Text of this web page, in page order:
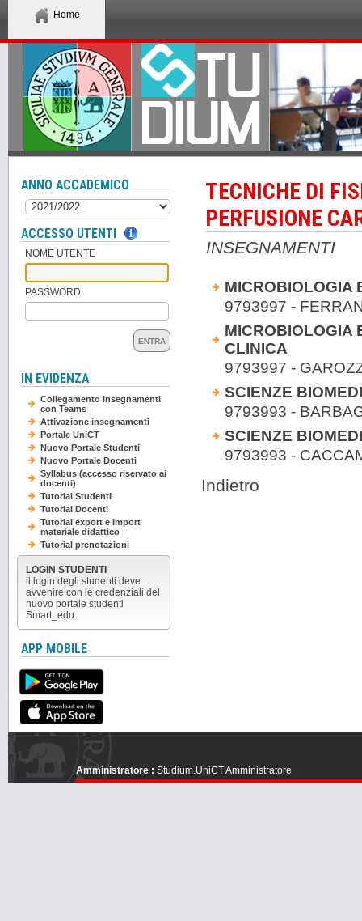
Home
TECNICHE DI
PERFUSIONE
INSEGNAMENTI
MICROBIOLOGIA
9793997 -
MICROBIOLOGIA
CLINICA
9793997 -
SCIENZE
9793993 -
SCIENZE
9793993 -
Indietro
ANNO ACCADEMICO
ACCESSO UTENTI
NOME UTENTE
PASSWORD
ENTRA
IN EVIDENZA
Collegamento Insegnamenti
con Teams
Attivazione insegnamenti
Portale UniCT
Nuovo Portale Studenti
Nuovo Portale Docenti
Syllabus (accesso riservato ai
docenti)
Tutorial Studenti
Tutorial Docenti
Tutorial export e import
materiale didattico
Tutorial prenotazioni
LOGIN STUDENTI
il login degli studenti deve
avvenire con le credenziali del
nuovo portale studenti
Smart_edu.
APP MOBILE
Amministratore : Studium.UniCT Amministratore